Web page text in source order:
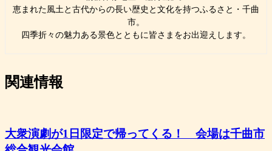
恵まれた風土と古代からの長い歴史と文化を持つふるさと・千曲
市。
四季折々の魅力ある景色とともに皆さまをお出迎えします。
関連情報
大衆演劇が1日限定で帰ってくる！ 会場は千曲市